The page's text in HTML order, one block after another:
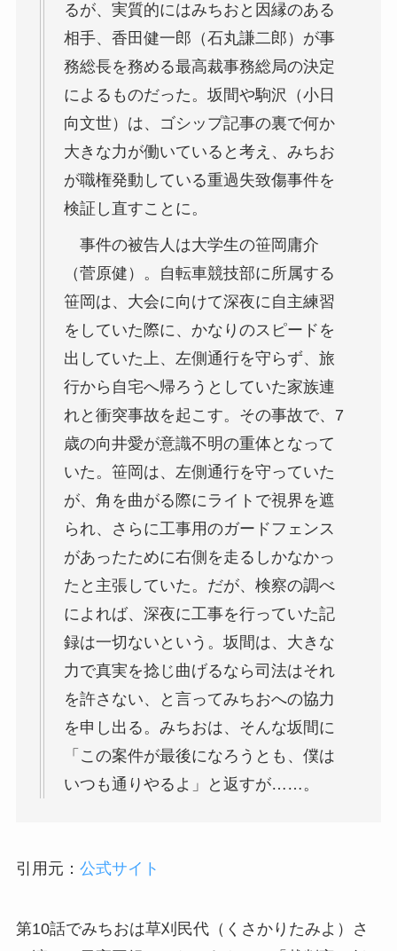
るが、実質的にはみちおと因縁のある
相手、香田健一郎（石丸謙二郎）が事
務総長を務める最高裁事務総局の決定
によるものだった。坂間や駒沢（小日
向文世）は、ゴシップ記事の裏で何か
大きな力が働いていると考え、みちお
が職権発動している重過失致傷事件を
検証し直すことに。
事件の被告人は大学生の笹岡庸介
（菅原健）。自転車競技部に所属する
笹岡は、大会に向けて深夜に自主練習
をしていた際に、かなりのスピードを
出していた上、左側通行を守らず、旅
行から自宅へ帰ろうとしていた家族連
れと衝突事故を起こす。その事故で、7
歳の向井愛が意識不明の重体となって
いた。笹岡は、左側通行を守っていた
が、角を曲がる際にライトで視界を遮
られ、さらに工事用のガードフェンス
があったために右側を走るしかなかっ
たと主張していた。だが、検察の調べ
によれば、深夜に工事を行っていた記
録は一切ないという。坂間は、大きな
力で真実を捻じ曲げるなら司法はそれ
を許さない、と言ってみちおへの協力
を申し出る。みちおは、そんな坂間に
「この案件が最後になろうとも、僕は
いつも通りやるよ」と返すが……。
引用元： 公式サイト
第10話でみちおは草刈民代（くさかりたみよ）さ